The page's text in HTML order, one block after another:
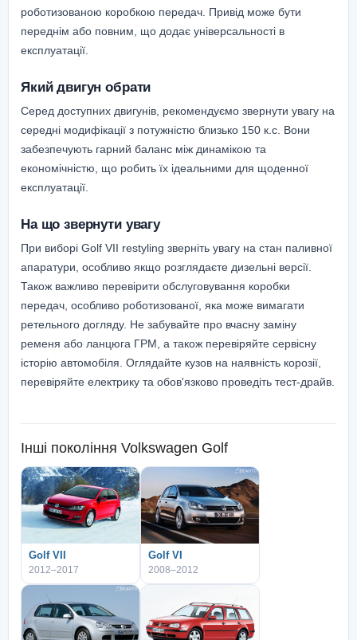
роботизованою коробкою передач. Привід може бути
переднім або повним, що додає універсальності в
експлуатації.
Який двигун обрати
Серед доступних двигунів, рекомендуємо звернути увагу на
середні модифікації з потужністю близько 150 к.с. Вони
забезпечують гарний баланс між динамікою та
економічністю, що робить їх ідеальними для щоденної
експлуатації.
На що звернути увагу
При виборі Golf VII restyling зверніть увагу на стан паливної
апаратури, особливо якщо розглядаєте дизельні версії.
Також важливо перевірити обслуговування коробки
передач, особливо роботизованої, яка може вимагати
ретельного догляду. Не забувайте про вчасну заміну
ременя або ланцюга ГРМ, а також перевіряйте сервісну
історію автомобіля. Оглядайте кузов на наявність корозії,
перевіряйте електрику та обов'язково проведіть тест-драйв.
Інші покоління Volkswagen Golf
Golf VII
2012–2017
Golf VI
2008–2012